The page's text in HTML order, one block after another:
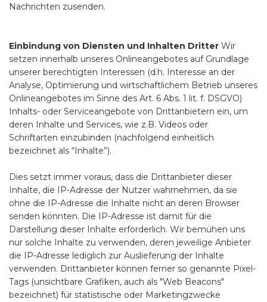
Nachrichten zusenden.
Einbindung von Diensten und Inhalten Dritter Wir
setzen innerhalb unseres Onlineangebotes auf Grundlage
unserer berechtigten Interessen (d.h. Interesse an der
Analyse, Optimierung und wirtschaftlichem Betrieb unseres
Onlineangebotes im Sinne des Art. 6 Abs. 1 lit. f. DSGVO)
Inhalts- oder Serviceangebote von Drittanbietern ein, um
deren Inhalte und Services, wie z.B. Videos oder
Schriftarten einzubinden (nachfolgend einheitlich
bezeichnet als “Inhalte”).
Dies setzt immer voraus, dass die Drittanbieter dieser
Inhalte, die IP-Adresse der Nutzer wahrnehmen, da sie
ohne die IP-Adresse die Inhalte nicht an deren Browser
senden könnten. Die IP-Adresse ist damit für die
Darstellung dieser Inhalte erforderlich. Wir bemühen uns
nur solche Inhalte zu verwenden, deren jeweilige Anbieter
die IP-Adresse lediglich zur Auslieferung der Inhalte
verwenden. Drittanbieter können ferner so genannte Pixel-
Tags (unsichtbare Grafiken, auch als "Web Beacons"
bezeichnet) für statistische oder Marketingzwecke